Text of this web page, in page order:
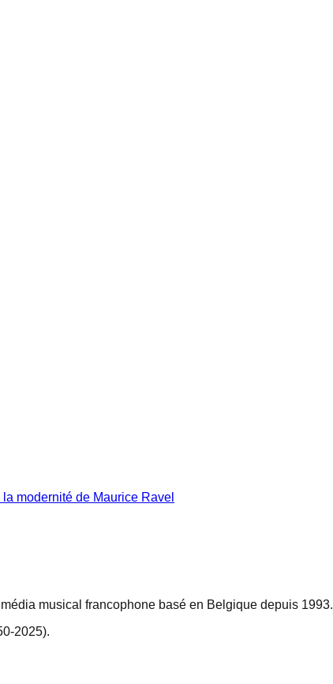
modernité de Maurice Ravel
média musical francophone basé en Belgique depuis 1993.
2025).